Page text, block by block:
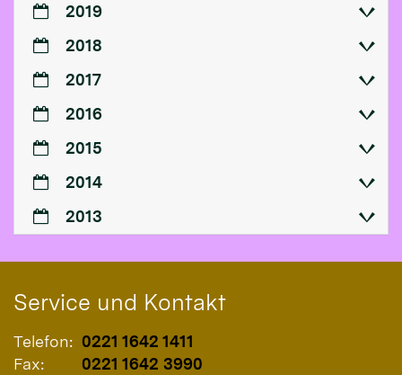
2019
2018
2017
2016
2015
2014
2013
Service und Kontakt
Telefon: 0221 1642 1411
Fax:
0221 1642 3990